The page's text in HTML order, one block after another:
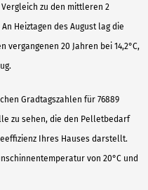
Vergleich zu den mittleren 2
Heiztagen des August lag die
20 Jahren bei 14,2°C,
Gradtagszahlen für 76889
zu sehen, die den Pelletbedarf
Ihres Hauses darstellt.
von 20°C und